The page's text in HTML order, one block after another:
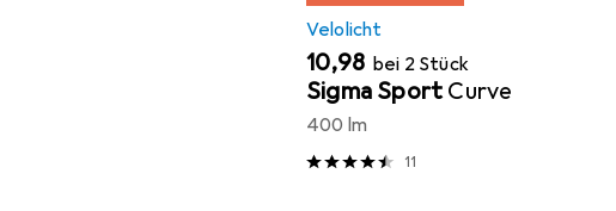
Velolicht
EUR
10,98 bei 2 Stück
Sigma SportCurve
400 lm
11